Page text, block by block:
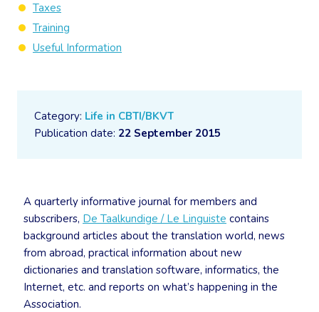
Category: Life in CBTI/BKVT
Publication date: 22 September 2015
A quarterly informative journal for members and
subscribers, De Taalkundige / Le Linguiste contains
background articles about the translation world, news
from abroad, practical information about new
dictionaries and translation software, informatics, the
Internet, etc. and reports on what’s happening in the
Association.
Taxes
Training
Useful Information